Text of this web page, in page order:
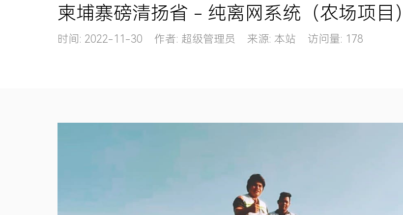
柬埔寨磅清扬省 - 纯离网系统（农场项目）
时间: 2022-11-30 作者: 超级管理员 来源: 本站 访问量: 178